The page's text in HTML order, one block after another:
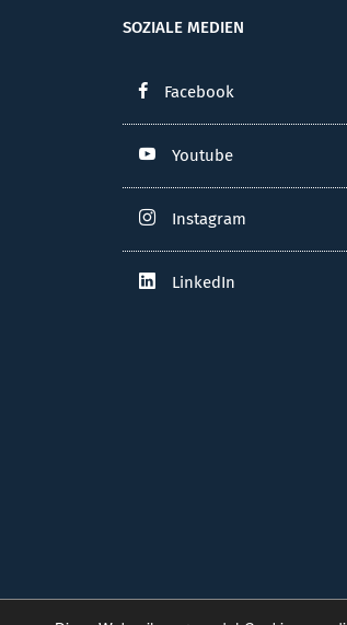
SOZIALE MEDIEN
Facebook
Youtube
Instagram
LinkedIn